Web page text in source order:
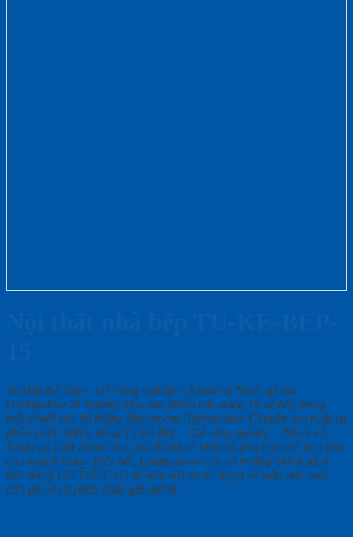
Tủ Bếp Kệ Bếp – Gỗ công nghiêp – Nhựa và Nhựa gỗ tại
Giahuydoor là thương hiệu sản phẩm các dòng Tủ kệ bếp trong
một chuỗi các hệ thống Showroom Giahuydoor. Chuyên sản xuất và
phân phối những dòng Tủ Kệ Bếp – Gỗ công nghiêp – Nhựa và
Nhựa gỗ chất lượng cao, giá thành rẻ nhất và phù hợp với mọi nhu
cầu khách hàng. Trên hết, Giahuydoor còn có những chính sách
bán hàng ƯU ĐÃI CAO đi kèm với sự đa dạng về mẫu mã, loại
cửa gỗ và cả phân khúc giá thành.